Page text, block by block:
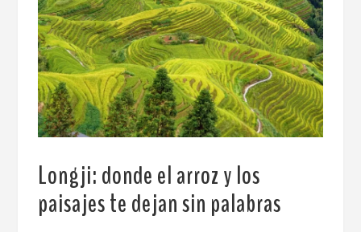
Longji: donde el arroz y los
paisajes te dejan sin palabras